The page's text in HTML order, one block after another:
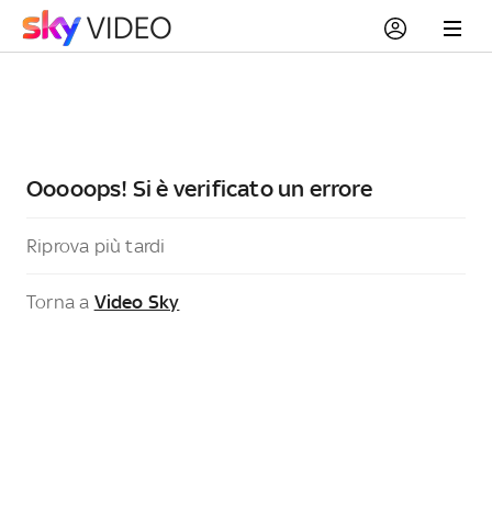
Ooooops! Si è verificato un errore
Riprova più tardi
Torna a Video Sky